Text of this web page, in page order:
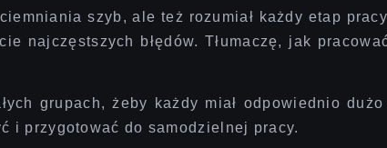
szyb, ale też rozumiał każdy etap pracy
błędów. Tłumaczę, jak
grupach, żeby każdy miał odpowiednio
i przygotować do samodzielnej pracy.